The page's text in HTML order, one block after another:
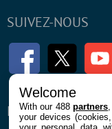
SUIVEZ-NOUS
FacebookTwitter
ENTREPRISE
Welcome
With our 488partners
your devices
your personal data